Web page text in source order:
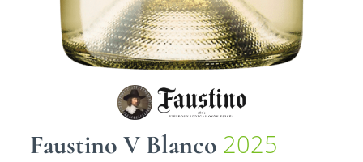
Faustino V Blanco 2025